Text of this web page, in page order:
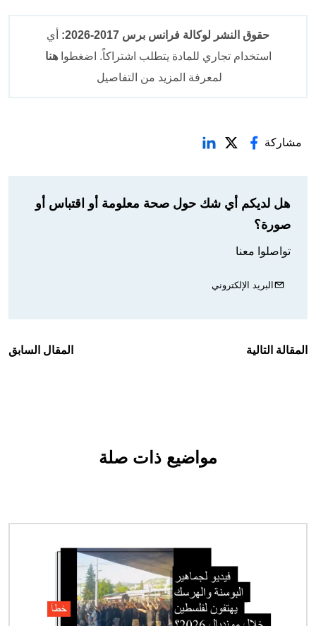
حقوق النشر لوكالة فرانس برس 2017-2026:
أي
استخدام تجاري للمادة يتطلب اشتراكاً. اضغطواهنا
لمعرفة المزيد من التفاصيل
مشاركة
هل لديكم أي شك حول صحة معلومة أو اقتباس أو
صورة؟
تواصلوا معنا
البريد الإلكتروني
المقالة التالية المقال السابق
مواضيع ذات صلة